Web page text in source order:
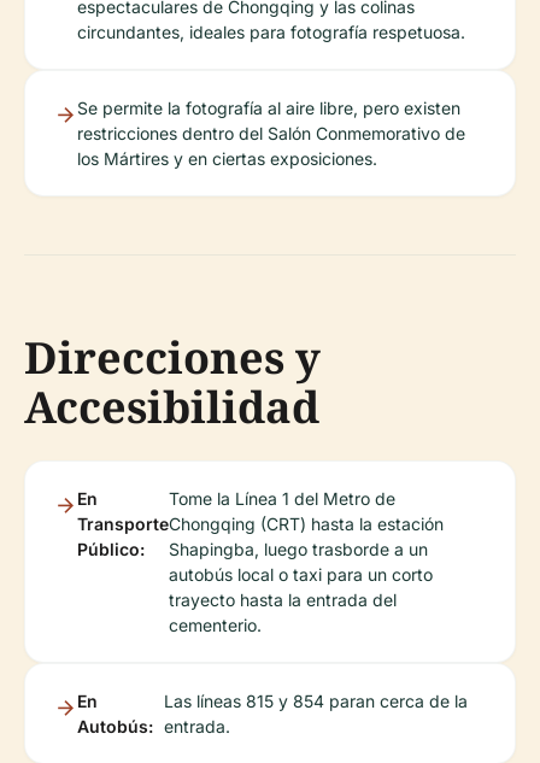
espectaculares de Chongqing y las colinas
circundantes, ideales para fotografía respetuosa.
Se permite la fotografía al aire libre, pero existen
restricciones dentro del Salón Conmemorativo de
los Mártires y en ciertas exposiciones.
Direcciones y
Accesibilidad
En
Transporte
Público:
Tome la Línea 1 del Metro de
Chongqing (CRT) hasta la estación
Shapingba, luego trasborde a un
autobús local o taxi para un corto
trayecto hasta la entrada del
cementerio.
En
Autobús:
Las líneas 815 y 854 paran cerca de la
entrada.